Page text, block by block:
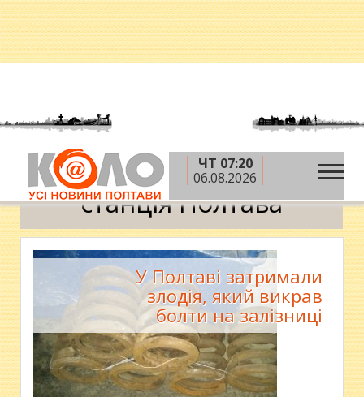
ЧТ 07:20
06.08.2026
Головна » станція Полтава
станція Полтава
У Полтаві затримали
злодія, який викрав
болти на залізниці